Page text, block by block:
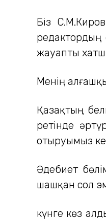
Біз
редактордың
жауапты
Менің
Қазақтың
ретінде
отыруымыз
Әдебиет
шашқан сол
күнге көз